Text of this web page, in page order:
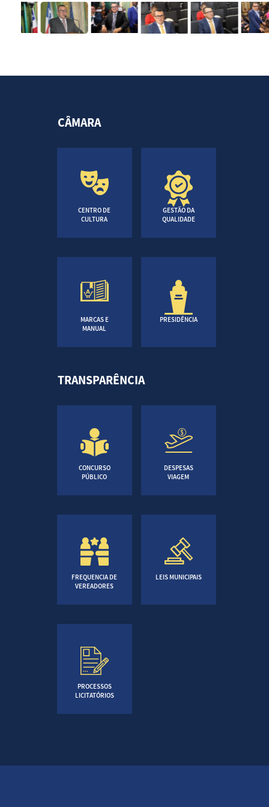
cultura, arte, saúde, educação, esporte, lazer e
infraestrutura, mas também tem um olhar
poligonal de Pau da Lima.
CÂMARA
CENTRO DE
CULTURA
GESTÃO DA
QUALIDADE
MARCAS E
MANUAL
PRESIDÊNCIA
TRANSPARÊNCIA
CONCURSO
PÚBLICO
DESPESAS
VIAGEM
FREQUENCIA DE
VEREADORES
LEIS MUNICIPAIS
PROCESSOS
LICITATÓRIOS